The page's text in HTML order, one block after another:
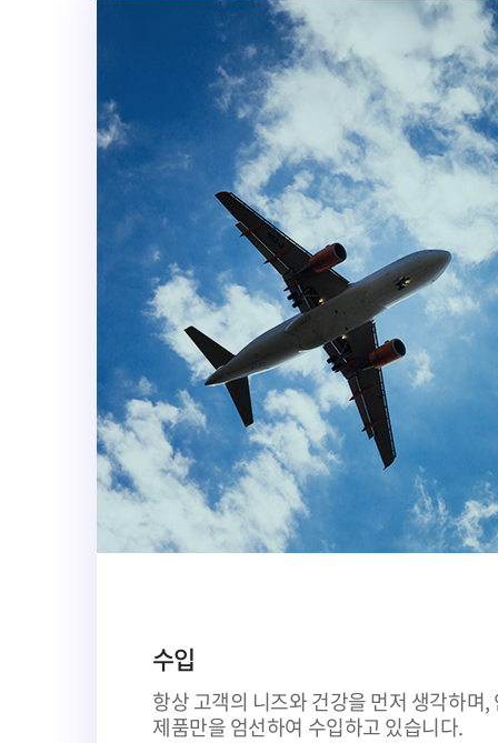
수입
항상 고객의 니즈와 건강을 먼저 생각하며
제품만을 엄선하여 수입하고 있습니다.